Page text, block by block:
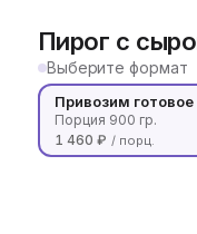
Пирог с
Выберите формат
Привозим готовое
Порция 900 гр.
1 460 ₽ / порц.